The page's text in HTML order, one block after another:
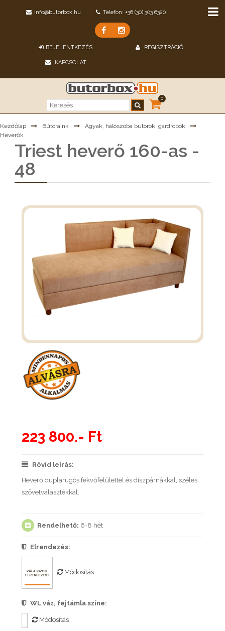
info@butorbox.hu Telefon: +36 (30) 303 6320
BEJELENTKEZÉS REGISZTRÁCIÓ
KAPCSOLAT
0
Kezdőlap Bútoraink
Ágyak, hálószoba bútorok, gardróbok
Heverők
Triest heverő 160-as -
48
223 800.- Ft
Rövid leírás:
Heverő duplarugós fekvőfelülettel és díszpárnákkal, széles
szövetválasztékkal.
Rendelhető: 6-8 hét
Elrendezés:
Módosítás
WL váz, fejtámla színe:
Módosítás